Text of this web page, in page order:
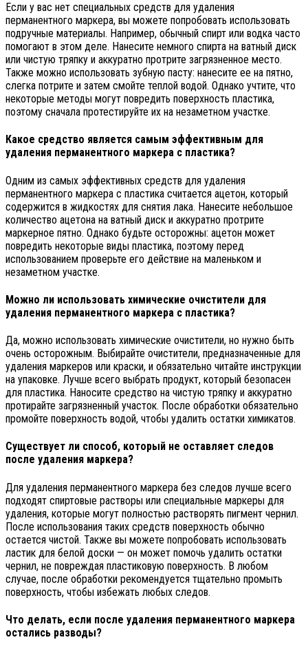
Если у вас нет специальных средств для удаления
перманентного маркера, вы можете попробовать использовать
подручные материалы. Например, обычный спирт или водка часто
помогают в этом деле. Нанесите немного спирта на ватный диск
или чистую тряпку и аккуратно протрите загрязненное место.
Также можно использовать зубную пасту: нанесите ее на пятно,
слегка потрите и затем смойте теплой водой. Однако учтите, что
некоторые методы могут повредить поверхность пластика,
поэтому сначала протестируйте их на незаметном участке.
Какое средство является самым эффективным для
удаления перманентного маркера с пластика?
Одним из самых эффективных средств для удаления
перманентного маркера с пластика считается ацетон, который
содержится в жидкостях для снятия лака. Нанесите небольшое
количество ацетона на ватный диск и аккуратно протрите
маркерное пятно. Однако будьте осторожны: ацетон может
повредить некоторые виды пластика, поэтому перед
использованием проверьте его действие на маленьком и
незаметном участке.
Можно ли использовать химические очистители для
удаления перманентного маркера с пластика?
Да, можно использовать химические очистители, но нужно быть
очень осторожным. Выбирайте очистители, предназначенные для
удаления маркеров или краски, и обязательно читайте инструкции
на упаковке. Лучше всего выбрать продукт, который безопасен
для пластика. Наносите средство на чистую тряпку и аккуратно
протирайте загрязненный участок. После обработки обязательно
промойте поверхность водой, чтобы удалить остатки химикатов.
Существует ли способ, который не оставляет следов
после удаления маркера?
Для удаления перманентного маркера без следов лучше всего
подходят спиртовые растворы или специальные маркеры для
удаления, которые могут полностью растворять пигмент чернил.
После использования таких средств поверхность обычно
остается чистой. Также вы можете попробовать использовать
ластик для белой доски — он может помочь удалить остатки
чернил, не повреждая пластиковую поверхность. В любом
случае, после обработки рекомендуется тщательно промыть
поверхность, чтобы избежать любых следов.
Что делать, если после удаления перманентного маркера
остались разводы?